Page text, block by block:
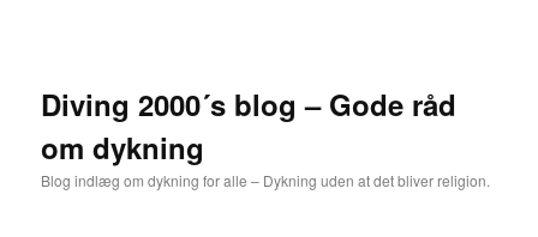
Diving 2000´s blog – Gode råd
om dykning
Blog indlæg om dykning for alle – Dykning uden at det bliver religion.